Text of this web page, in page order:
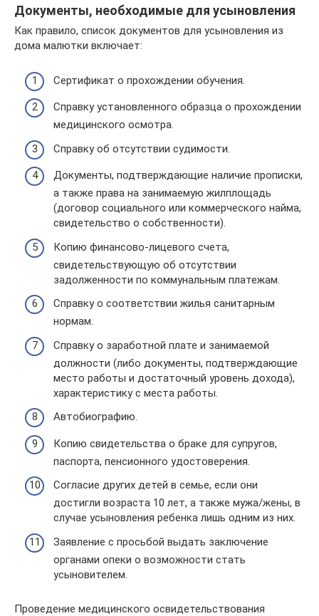
Документы, необходимые для усыновления
Как правило, список документов для усыновления из
дома малютки включает:
Сертификат о прохождении обучения.
Справку установленного образца о прохождении
медицинского осмотра.
Справку об отсутствии судимости.
Документы, подтверждающие наличие прописки,
а также права на занимаемую жилплощадь
(договор социального или коммерческого найма,
свидетельство о собственности).
Копию финансово-лицевого счета,
свидетельствующую об отсутствии
задолженности по коммунальным платежам.
Справку о соответствии жилья санитарным
нормам.
Справку о заработной плате и занимаемой
должности (либо документы, подтверждающие
место работы и достаточный уровень дохода),
характеристику с места работы.
Автобиографию.
Копию свидетельства о браке для супругов,
паспорта, пенсионного удостоверения.
Согласие других детей в семье, если они
достигли возраста 10 лет, а также мужа/жены, в
случае усыновления ребенка лишь одним из них.
Заявление с просьбой выдать заключение
органами опеки о возможности стать
усыновителем.
Проведение медицинского освидетельствования